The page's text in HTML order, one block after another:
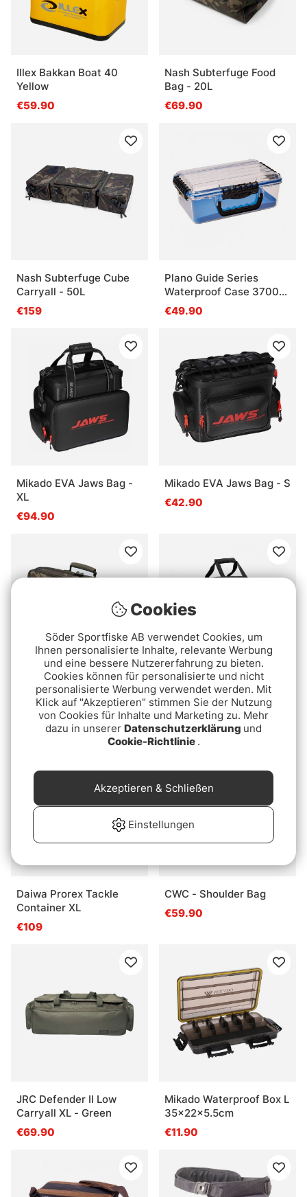
Illex Bakkan Boat 40
Yellow
€59.90
Nash Subterfuge Food
Bag - 20L
€69.90
Nash Subterfuge Cube
Carryall - 50L
€159
Plano Guide Series
Waterproof Case 3700
Blue
€49.90
Mikado EVA Jaws Bag -
XL
€94.90
Mikado EVA Jaws Bag - S
€42.90
Nash Subterfuge Buzz
Bar Pouch Large 48cm
€54.90
Abu Garcia Large Lure
Bag
€69.90
Daiwa Prorex Tackle
Container XL
€109
CWC - Shoulder Bag
€59.90
JRC Defender II Low
Carryall XL - Green
€69.90
Mikado Waterproof Box L
35x22x5.5cm
€11.90
Cookies
Söder Sportfiske AB verwendet Cookies, um
Ihnen personalisierte Inhalte, relevante Werbung
und eine bessere Nutzererfahrung zu bieten.
Cookies können für personalisierte und nicht
personalisierte Werbung verwendet werden. Mit
Klick auf "Akzeptieren" stimmen Sie der Nutzung
von Cookies für Inhalte und Marketing zu. Mehr
dazu in unserer Datenschutzerklärung und
Cookie-Richtlinie .
Einstellungen
Akzeptieren & Schließen